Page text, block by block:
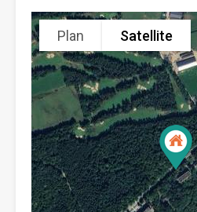
Plan Satellite